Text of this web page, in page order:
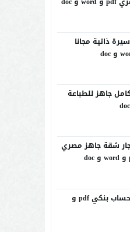
ذاتية مجانا
جاهز للطباعة
شقة جاهز مصري
نموذج كشف حساب بنكي pdf و